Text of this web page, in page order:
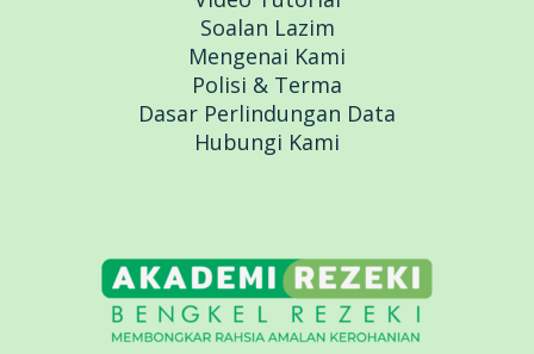
Soalan Lazim
Mengenai Kami
Polisi & Terma
Dasar Perlindungan Data
Hubungi Kami